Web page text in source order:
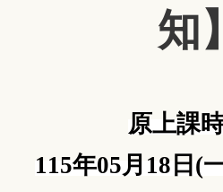
知】
原上課
115年05月 18 日 (